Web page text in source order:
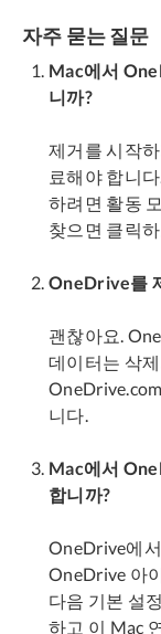
자주 묻는 질문
Mac에서
니까?
제거를 시작
료해야 합니
하려면 활동
찾으면 클릭
OneDrive를
괜찮아요.
데이터는 삭
니다.
Mac에서
합니까?
OneDrive에
OneDrive 아
다음 기본 설
하고 이 Mac